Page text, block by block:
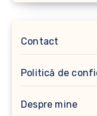
Contact
Politică de
Despre mine